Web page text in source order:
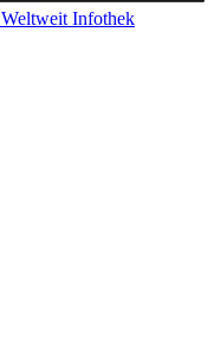
Weltweit Infothek